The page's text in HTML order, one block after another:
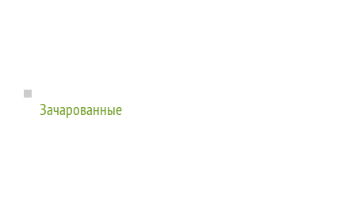
Зачарованные